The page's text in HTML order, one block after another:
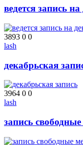
ведется запись
3893 0 0
lash
декабрьская
3964 0 0
lash
запись свободные